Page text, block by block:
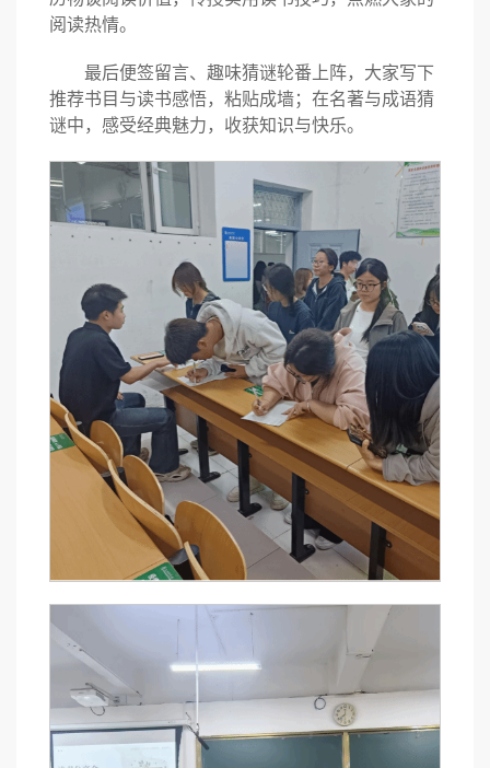
阅读热情。
最后便签留言、趣味猜谜轮番上阵，大家写下
推荐书目与读书感悟，粘贴成墙；在名著与成语猜
谜中，感受经典魅力，收获知识与快乐。